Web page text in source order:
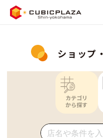
ショップ
カテゴリ
から探す